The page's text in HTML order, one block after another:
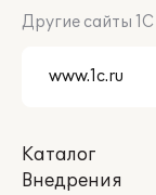
Другие сайты 1С
Каталог
Внедрения